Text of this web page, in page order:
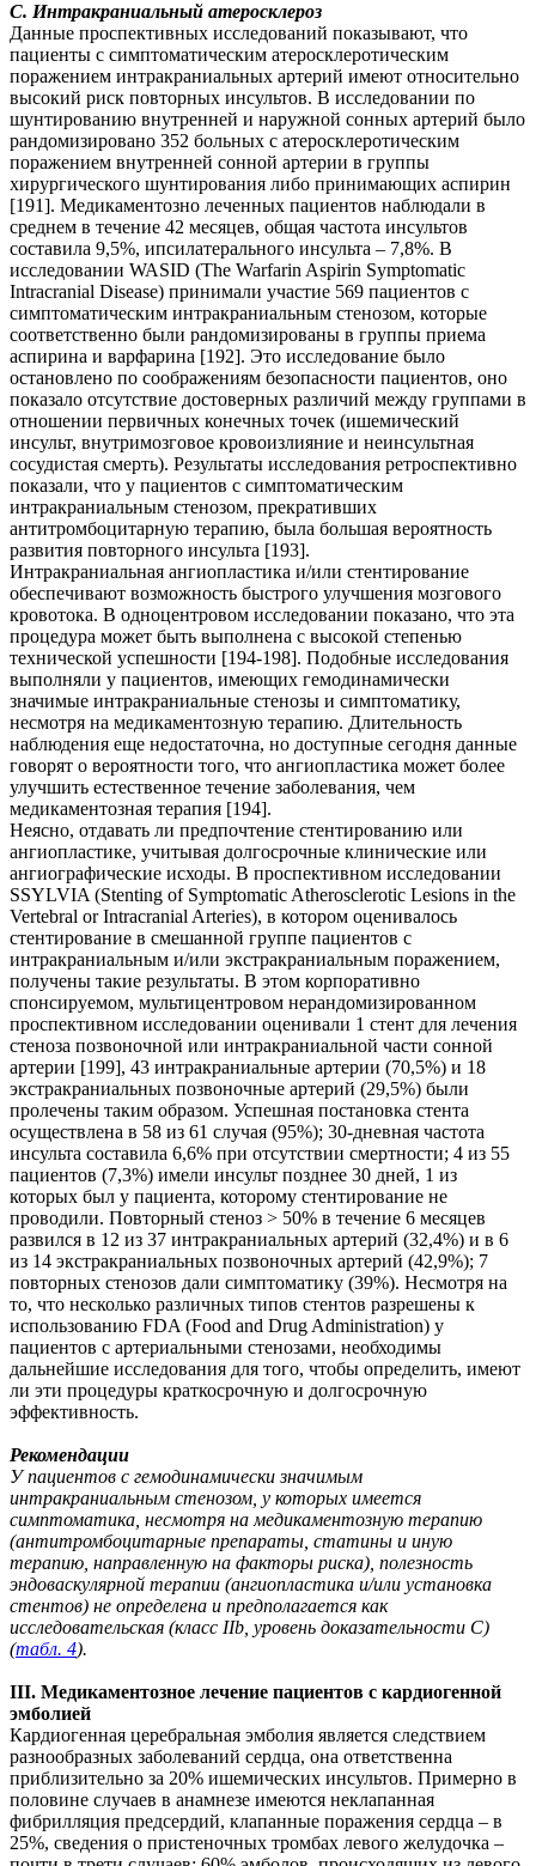
C. Интракраниальный атеросклероз
Данные проспективных исследований показывают, что
пациенты с симптоматическим атеросклеротическим
поражением интракраниальных артерий имеют относительно
высокий риск повторных инсультов. В исследовании по
шунтированию внутренней и наружной сонных артерий было
рандомизировано 352 больных с атеросклеротическим
поражением внутренней сонной артерии в группы
хирургического шунтирования либо принимающих аспирин
[191]. Медикаментозно леченных пациентов наблюдали в
среднем в течение 42 месяцев, общая частота инсультов
составила 9,5%, ипсилатерального инсульта – 7,8%. В
исследовании WASID (The Warfarin Aspirin Symptomatic
Intracranial Disease) принимали участие 569 пациентов с
симптоматическим интракраниальным стенозом, которые
соответственно были рандомизированы в группы приема
аспирина и варфарина [192]. Это исследование было
остановлено по соображениям безопасности пациентов, оно
показало отсутствие достоверных различий между группами в
отношении первичных конечных точек (ишемический
инсульт, внутримозговое кровоизлияние и неинсультная
сосудистая смерть). Результаты исследования ретроспективно
показали, что у пациентов с симптоматическим
интракраниальным стенозом, прекративших
антитромбоцитарную терапию, была большая вероятность
развития повторного инсульта [193].
Интракраниальная ангиопластика и/или стентирование
обеспечивают возможность быстрого улучшения мозгового
кровотока. В одноцентровом исследовании показано, что эта
процедура может быть выполнена с высокой степенью
технической успешности [194-198]. Подобные исследования
выполняли у пациентов, имеющих гемодинамически
значимые интракраниальные стенозы и симптоматику,
несмотря на медикаментозную терапию. Длительность
наблюдения еще недостаточна, но доступные сегодня данные
говорят о вероятности того, что ангиопластика может более
улучшить естественное течение заболевания, чем
медикаментозная терапия [194].
Неясно, отдавать ли предпочтение стентированию или
ангиопластике, учитывая долгосрочные клинические или
ангиографические исходы. В проспективном исследовании
SSYLVIA (Stenting of Symptomatic Atherosclerotic Lesions in the
Vertebral or Intracranial Arteries), в котором оценивалось
стентирование в смешанной группе пациентов с
интракраниальным и/или экстракраниальным поражением,
получены такие результаты. В этом корпоративно
спонсируемом, мультицентровом нерандомизированном
проспективном исследовании оценивали 1 стент для лечения
стеноза позвоночной или интракраниальной части сонной
артерии [199], 43 интракраниальные артерии (70,5%) и 18
экстракраниальных позвоночные артерий (29,5%) были
пролечены таким образом. Успешная постановка стента
осуществлена в 58 из 61 случая (95%); 30-дневная частота
инсульта составила 6,6% при отсутствии смертности; 4 из 55
пациентов (7,3%) имели инсульт позднее 30 дней, 1 из
которых был у пациента, которому стентирование не
проводили. Повторный стеноз > 50% в течение 6 месяцев
развился в 12 из 37 интракраниальных артерий (32,4%) и в 6
из 14 экстракраниальных позвоночных артерий (42,9%); 7
повторных стенозов дали симптоматику (39%). Несмотря на
то, что несколько различных типов стентов разрешены к
использованию FDA (Food and Drug Administration) у
пациентов с артериальными стенозами, необходимы
дальнейшие исследования для того, чтобы определить, имеют
ли эти процедуры краткосрочную и долгосрочную
эффективность.
Рекомендации
У пациентов с гемодинамически значимым
интракраниальным стенозом, у которых имеется
симптоматика, несмотря на медикаментозную терапию
(антитромбоцитарные препараты, статины и иную
терапию, направленную на факторы риска), полезность
эндоваскулярной терапии (ангиопластика и/или установка
стентов) не определена и предполагается как
исследовательская (класс IIb, уровень доказательности C)
(табл. 4).
III. Медикаментозное лечение пациентов с кардиогенной
эмболией
Кардиогенная церебральная эмболия является следствием
разнообразных заболеваний сердца, она ответственна
приблизительно за 20% ишемических инсультов. Примерно в
половине случаев в анамнезе имеются неклапанная
фибрилляция предсердий, клапанные поражения сердца – в
25%, сведения о пристеночных тромбах левого желудочка –